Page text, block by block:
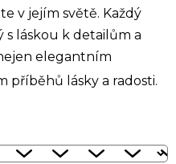
v jejím světě. Každý
s láskou k detailům a
elegantním
příběhů lásky a radosti.